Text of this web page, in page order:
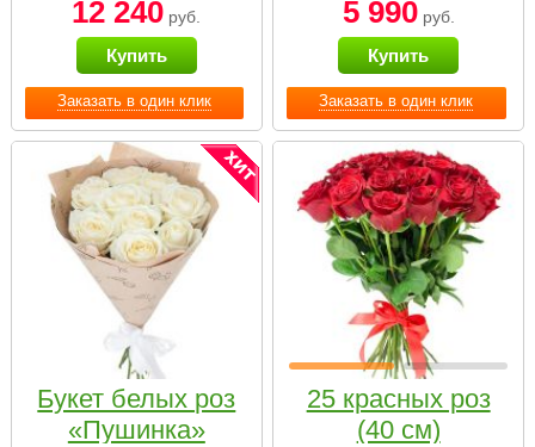
Заказать в один клик
12 240 руб.
Купить
Заказать в один клик
5 990руб.
Купить
Букет белых роз
«Пушинка»
25 красных роз
(40 см)